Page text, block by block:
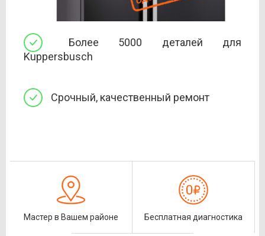
Более 5000 деталей для
Kuppersbusch
Срочный, качественный ремонт
Мастер в Вашем районе Бесплатная диагностика